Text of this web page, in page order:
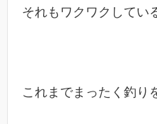
それもワクワクしてい
これまでまったく釣り